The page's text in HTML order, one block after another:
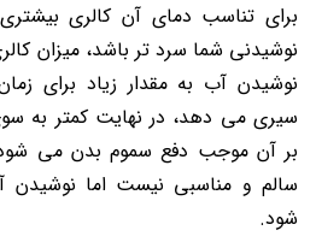
برای تناسب دمای آن کالری
نوشیدنی شما سرد تر باشد، میزان
نوشیدن آب به مقدار زیاد برای
سیری می دهد، در نهایت کمتر به
بر آن موجب دفع سموم بدن می‌ شود.
سالم و مناسبی نیست اما
شود.